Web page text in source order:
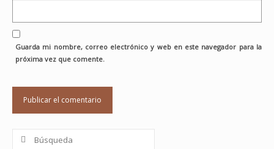
Guarda mi nombre, correo electrónico y web en este navegador para la
próxima vez que comente.
Buscar